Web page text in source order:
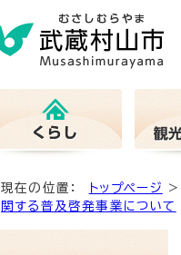
現在の位置： トップページ >
関する普及啓発事業について